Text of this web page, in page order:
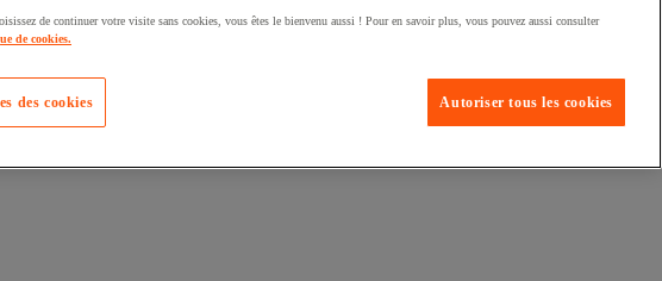
de continuer votre visite sans cookies, vous êtes le bienvenu aussi ! Pour en savoir plus, vous pouvez aussi consulter
de cookies.
Autoriser tous les cookies
des cookies